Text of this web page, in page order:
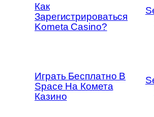
Как
Зарегистрироваться
Kometa Casino?
Играть Бесплатно В
Space На Комета
Казино